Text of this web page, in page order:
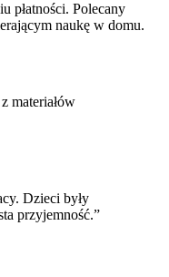
płatności. Polecany
naukę w domu.
materiałów
Dzieci były
przyjemność.”